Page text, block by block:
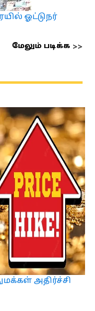
ஓட்டுநர்
மேலும் படிக்க
அதிர்ச்சி